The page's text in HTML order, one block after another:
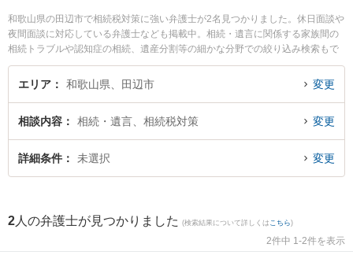
和歌山県の田辺市で相続税対策に強い弁護士が2名見つかりました。休日面談や
夜間面談に対応している弁護士なども掲載中。相続・遺言に関係する家族間の
相続トラブルや認知症の相続、遺産分割等の細かな分野での絞り込み検索もで
き便利です。特に佐藤生空法律事務所の佐藤 生空弁護士やあおい法律事務所の
岡田 政和弁護士のプロフィール情報や弁護士費用、強みなどが注目されていま
したい』『初回相談無料で相続税対策を法律相談できる田辺市内の弁護士に相
談予約したい』などでお困りの相談者さんにおすすめです。
エリア 和歌山県、田辺市 変更
相談内容 相続・遺言、相続税対策 変更
詳細条件 未選択 変更
2 人の弁護士が見つかりました (検索結果について詳しくは こちら)
2件中 1-2件を表示